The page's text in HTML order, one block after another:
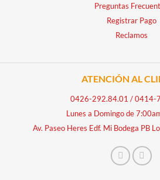
Preguntas
Registrar Pago
Reclamos
ATENCIÓN AL
0426-292.84.01 /0414-
Lunes a Domingo de
Av. Paseo Heres Edf. Mi Bodega PB